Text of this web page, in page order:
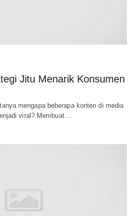
Jitu Menarik Konsumen
mengapa beberapa konten di media
viral? Membuat…